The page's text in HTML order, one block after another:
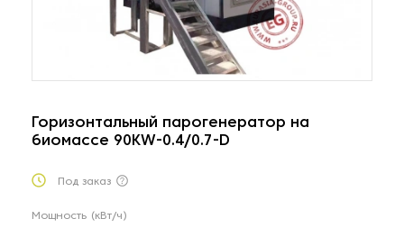
Горизонтальный парогенератор на
биомассе 90KW-0.4/0.7-D
Под заказ
Мощность (кВт/ч)